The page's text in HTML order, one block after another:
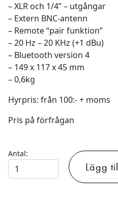
– XLR och 1/4” – utgångar
– Extern BNC-antenn
– Remote “pair funktion”
– 20 Hz – 20 KHz (+1 dBu)
– Bluetooth version 4
– 149 x 117 x 45 mm
– 0,6kg
Hyrpris: från 100:- + moms
Pris på förfrågan
Antal:
Denon
DN-
Lägg